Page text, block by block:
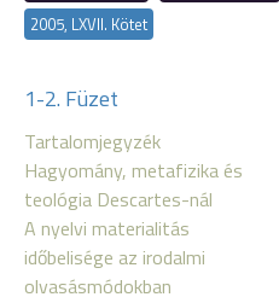
2005, LXVII. Kötet
1-2. Füzet
Tartalomjegyzék
Hagyomány, metafizika és
teológia Descartes-nál
A nyelvi materialitás
időbelisége az irodalmi
olvasásmódokban